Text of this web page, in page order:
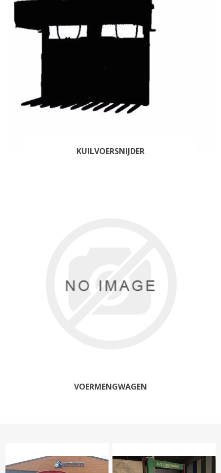
KUILVOERSNIJDER
VOERMENGWAGEN